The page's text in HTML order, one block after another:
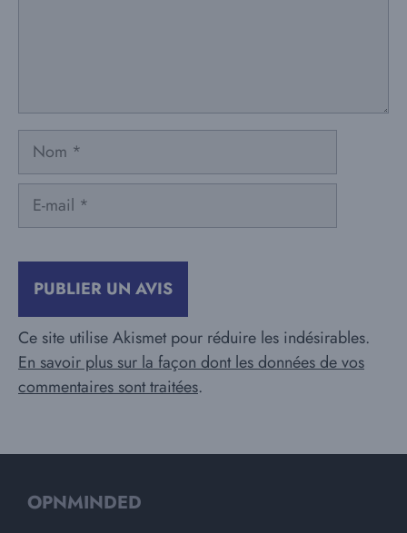
Nom
mail
Ce site utilise Akismet pour réduire les indésirables.
En savoir plus sur la façon dont les données de vos
commentaires sont traitées.
OPNMINDED